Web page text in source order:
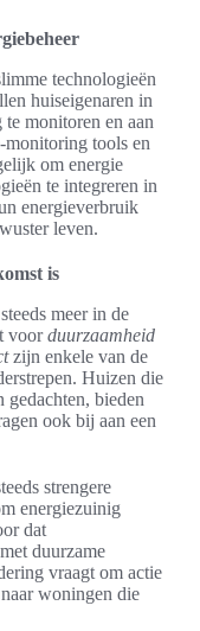
technologieën
huiseigenaren in
monitoren en aan
monitoring tools en
om energie
te integreren in
energieverbruik
leven.
is
meer in de
voorduurzaamheid
zijn enkele van de
Huizen die
bieden
ook bij aan een
strengere
energiezuinig
dat
duurzame
vraagt om actie
woningen die